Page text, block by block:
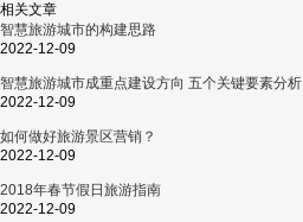
相关文章
智慧旅游城市的构建思路
2022-12-09
智慧旅游城市成重点建设方向 五个关键要素分析
2022-12-09
如何做好旅游景区营销？
2022-12-09
2018年春节假日旅游指南
2022-12-09